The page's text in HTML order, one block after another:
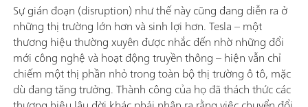
Sự gián đoạn (disruption) như thế này cũng đang diễn ra ở
những thị trường lớn hơn và sinh lợi hơn. Tesla – một
thương hiệu thường xuyên được nhắc đến nhờ những đổi
mới công nghệ và hoạt động truyền thông – hiện vẫn chỉ
chiếm một thị phần nhỏ trong toàn bộ thị trường ô tô, mặc
dù đang tăng trưởng. Thành công của họ đã thách thức các